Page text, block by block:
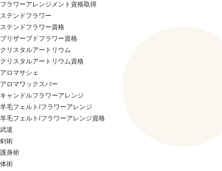
フラワーアレンジメント資格取得
ステンドフラワー
ステンドフラワー資格
プリザーブドフラワー資格
クリスタルアートリウム
クリスタルアートリウム資格
アロマサシェ
アロマワックスバー
キャンドルフラワーアレンジ
羊毛フェルト/フラワーアレンジ
羊毛フェルト/フラワーアレンジ資格
武道
剣術
護身術
体術